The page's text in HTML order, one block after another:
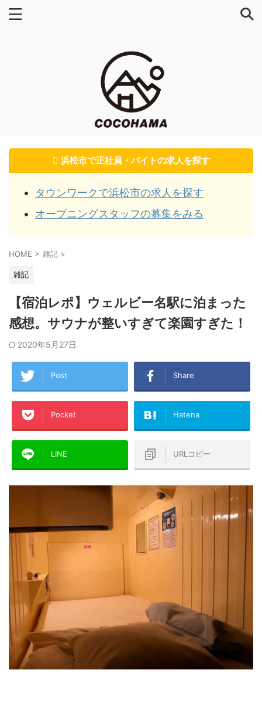
浜松市で正社員・バイトの求人を探す
タウンワークで浜松市の求人を探す
オープニングスタッフの募集をみる
HOME > 雑記 >
雑記
【宿泊レポ】ウェルビー名駅に泊まった
感想。サウナが整いすぎて楽園すぎた！
2020年5月27日
Post Share
Pocket Hatena
LINE URLコピー